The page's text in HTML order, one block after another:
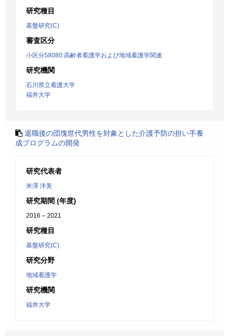
研究種目
基盤研究(C)
審査区分
小区分58080:高齢者看護学および地域看護学関連
研究機関
石川県立看護大学
福井大学
退職後の団塊世代男性を対象とした介護予防の担い手養
成プログラムの開発
研究代表者
米澤 洋美
研究期間 (年度)
2016 – 2021
研究種目
基盤研究(C)
研究分野
地域看護学
研究機関
福井大学